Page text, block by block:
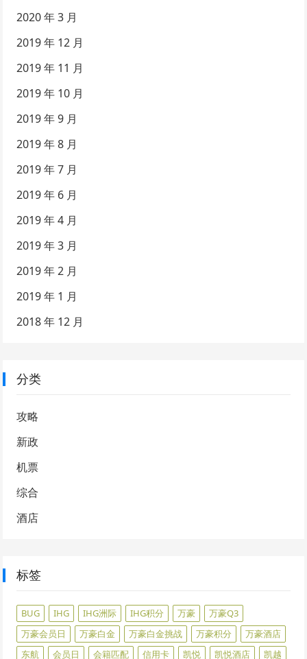
2020 年 3 月
2019 年 12 月
2019 年 11 月
2019 年 10 月
2019 年 9 月
2019 年 8 月
2019 年 7 月
2019 年 6 月
2019 年 4 月
2019 年 3 月
2019 年 2 月
2019 年 1 月
2018 年 12 月
分类
攻略
新政
机票
综合
酒店
标签
BUG IHG IHG洲际 IHG积分 万豪
万豪Q3
万豪会员日
万豪白金 万豪白金挑战 万豪积分
万豪酒店
东航
会员日 会籍匹配 信用卡 凯悦 凯悦酒店 凯越